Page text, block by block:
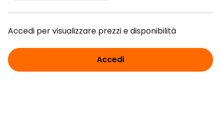
Accedi per visualizzare prezzi e disponibilità
Accedi